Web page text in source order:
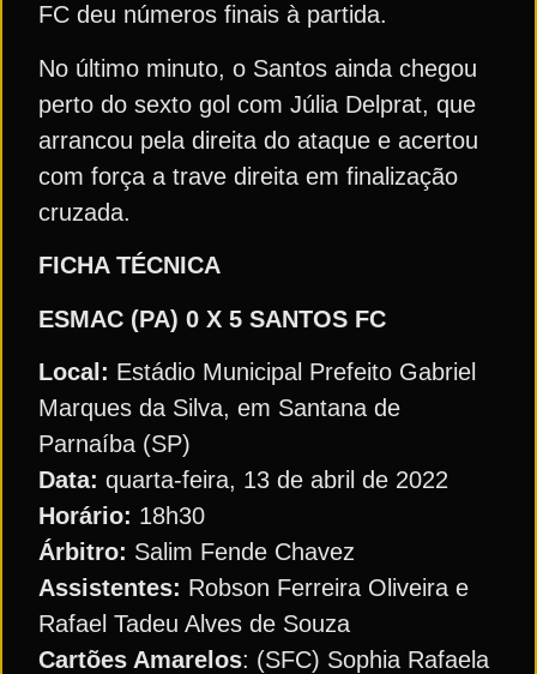
FC deu números finais à partida.
No último minuto, o Santos ainda chegou
perto do sexto gol com Júlia Delprat, que
arrancou pela direita do ataque e acertou
com força a trave direita em finalização
cruzada.
FICHA TÉCNICA
ESMAC (PA) 0 X 5 SANTOS FC
Local: Estádio Municipal Prefeito Gabriel
Marques da Silva, em Santana de
Parnaíba (SP)
Data: quarta-feira, 13 de abril de 2022
Horário: 18h30
Árbitro: Salim Fende Chavez
Assistentes: Robson Ferreira Oliveira e
Rafael Tadeu Alves de Souza
Cartões Amarelos: (SFC) Sophia Rafaela